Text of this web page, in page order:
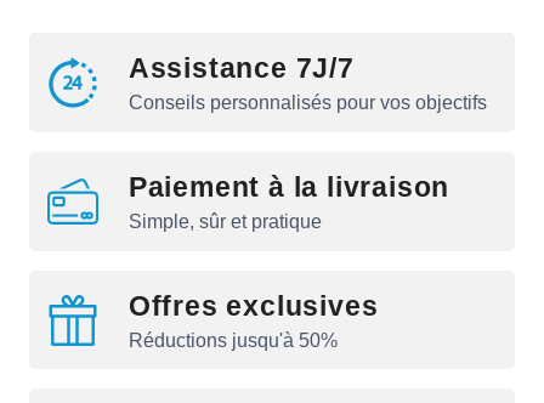
Assistance 7J/7
Conseils personnalisés pour vos objectifs
Paiement à la livraison
Simple, sûr et pratique
Offres exclusives
Réductions jusqu'à 50%